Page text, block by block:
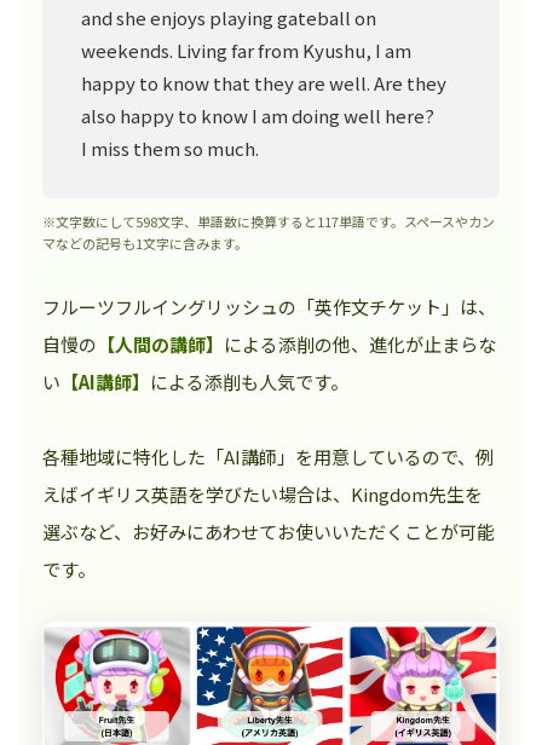
and she enjoys playing gateball on
weekends. Living far from Kyushu, I am
happy to know that they are well. Are they
also happy to know I am doing well here?
I miss them so much.
※文字数にして598文字、単語数に換算すると117単語です。スペースやカン
マなどの記号も1文字に含みます。
フルーツフルイングリッシュの「英作文チケット」は、
自慢の 【人間の講師】 による添削の他、進化が止まらな
い 【AI講師】 による添削も人気です。
各種地域に特化した「AI講師」を用意しているので、例
えばイギリス英語を学びたい場合は、Kingdom先生を
選ぶなど、お好みにあわせてお使いいただくことが可能
です。